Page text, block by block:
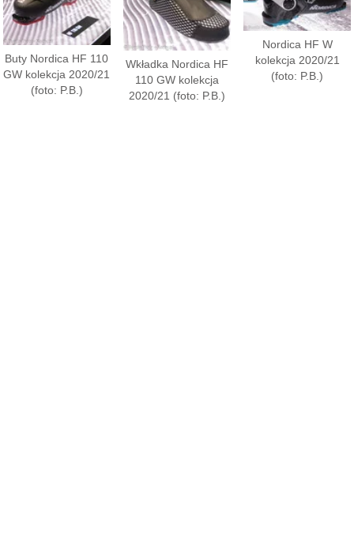
Buty Nordica HF 110
GW kolekcja 2020/21
(foto: P.B.)
Wkładka Nordica HF
110 GW kolekcja
2020/21 (foto: P.B.)
Nordica HF W
kolekcja 2020/21
(foto: P.B.)